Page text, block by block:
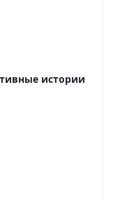
истории